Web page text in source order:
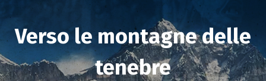
Verso le montagne delle
tenebre